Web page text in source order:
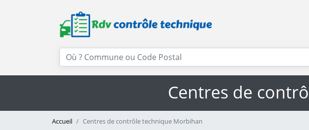
Centres de
Accueil Centres de contrôle technique Morbihan